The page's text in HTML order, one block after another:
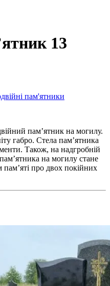
13
пам'ятники
пам’ятник на могилу.
габро. Стела пам’ятника
Також, на надгробній
на могилу стане
про двох покійних